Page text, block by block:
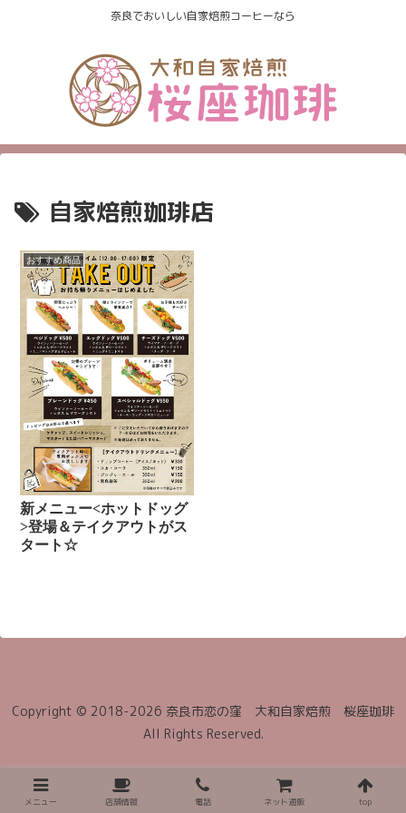
奈良でおいしい自家焙煎コーヒーなら
自家焙煎珈琲店
おすすめ商品
新メニュー<ホットドッグ
>登場＆テイクアウトがス
タート☆
Copyright © 2018-2026 奈良市恋の窪 大和自家焙煎 桜座珈琲
All Rights Reserved.
メニュー 店舗情報 電話 ネット通販 top